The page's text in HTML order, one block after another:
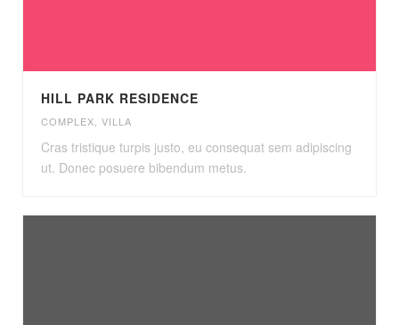
HILL PARK RESIDENCE
COMPLEX VILLA
Cras tristique turpis justo, eu consequat sem adipiscing
ut. Donec posuere bibendum metus.